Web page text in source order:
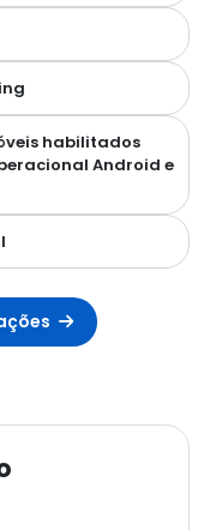
habilitados
Android e